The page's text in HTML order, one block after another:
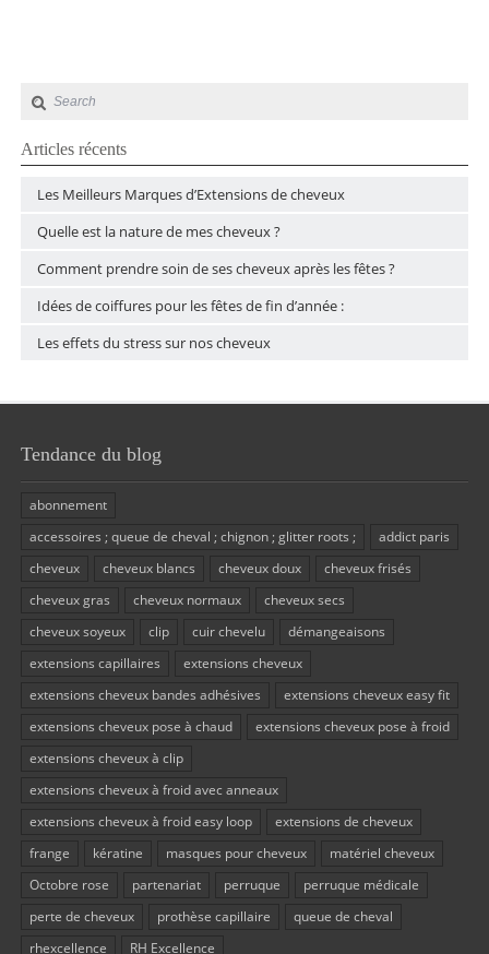
Articles récents
Les Meilleurs Marques d’Extensions de cheveux
Quelle est la nature de mes cheveux ?
Comment prendre soin de ses cheveux après les fêtes ?
Idées de coiffures pour les fêtes de fin d’année :
Les effets du stress sur nos cheveux
Tendance du blog
abonnement
accessoires ; queue de cheval ; chignon ; glitter roots ;
addict paris
cheveux
cheveux blancs cheveux doux
cheveux frisés
cheveux gras
cheveux normaux
cheveux secs
cheveux soyeux
clip cuir chevelu
démangeaisons
extensions capillaires
extensions cheveux
extensions cheveux bandes adhésives
extensions cheveux easy fit
extensions cheveux pose à chaud
extensions cheveux pose à froid
extensions cheveux à clip
extensions cheveux à froid avec anneaux
extensions cheveux à froid easy loop
extensions de cheveux
frange
kératine masques pour cheveux
matériel cheveux
Octobre rose
partenariat perruque
perruque médicale
perte de cheveux
prothèse capillaire
queue de cheval
rhexcellence
RH Excellence